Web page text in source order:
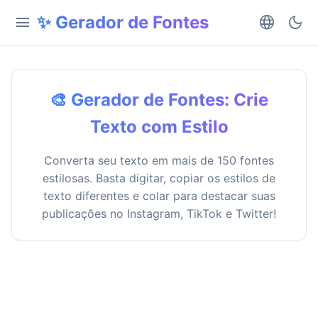
menu ✨ Gerador de Fontes language dark_mode
🎨 Gerador de Fontes: Crie
Texto com Estilo
Converta seu texto em mais de 150 fontes
estilosas. Basta digitar, copiar os estilos de
texto diferentes e colar para destacar suas
publicações no Instagram, TikTok e Twitter!